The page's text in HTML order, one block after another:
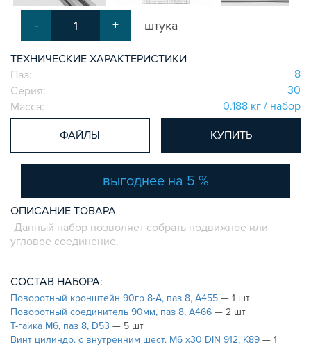
ПАРАЛЛЕЛЬНЫЕ СОЕДИНИТЕЛИ
ПРОМЫШЛЕННАЯ МЕБЕЛЬ
БЫСТРЫЕ СОЕДИНИТЕЛИ
ВИНТОВЫЕ СОЕДИНИТЕЛИ И ВТУЛКИ
ШАРНИРНЫЕ И ПОДВИЖНЫЕ СОЕДИНИТЕЛИ
ЗАГЛУШКИ
ЭЛЕМЕНТЫ ДЛЯ КРЕПЛЕНИЯ КАБЕЛЕЙ,
ПАНЕЛЕЙ, ЛИСТА, СЕТКИ
КОМПОНЕНТЫ ДЛЯ КОНВЕЙЕРОВ
ОСНАСТКА
МЕТРИЧЕСКИЙ КРЕПЕЖ
ПЛАСТИКОВЫЕ КОРОБКИ
- + штука
ТЕХНИЧЕСКИЕ ХАРАКТЕРИСТИКИ
Паз:
8
Серия:
30
Масса:
0.188 кг / набор
ФАЙЛЫ КУПИТЬ
выгоднее на 5 %
ОПИСАНИЕ ТОВАРА
Данный набор позволяет собрать подвижное или
угловое соединение.
СОСТАВ НАБОРА:
Поворотный кронштейн 90гр 8-A, паз 8, A455 — 1 шт
Поворотный соединитель 90мм, паз 8, A466 — 2 шт
Т-гайка М6, паз 8, D53 — 5 шт
Винт цилиндр. с внутренним шест. М6 х30 DIN 912, K89 — 1